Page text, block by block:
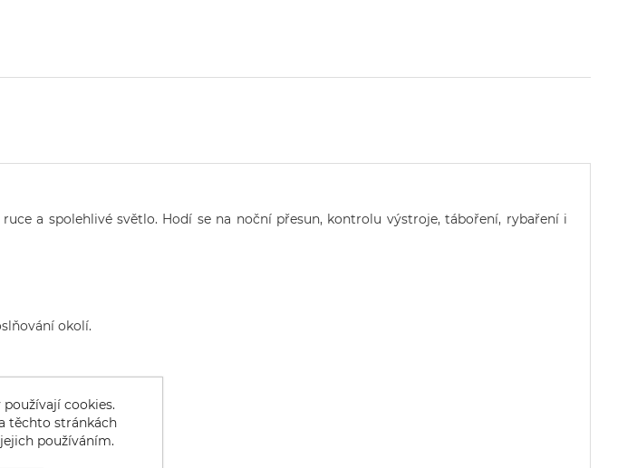
a spolehlivé světlo. Hodí se na noční přesun, kontrolu výstroje, táboření, rybaření i
okolí.
cookies.
těchto stránkách
používáním.